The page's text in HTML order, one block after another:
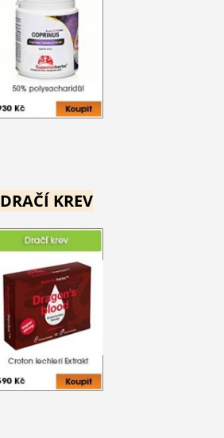
DRAČÍ KREV